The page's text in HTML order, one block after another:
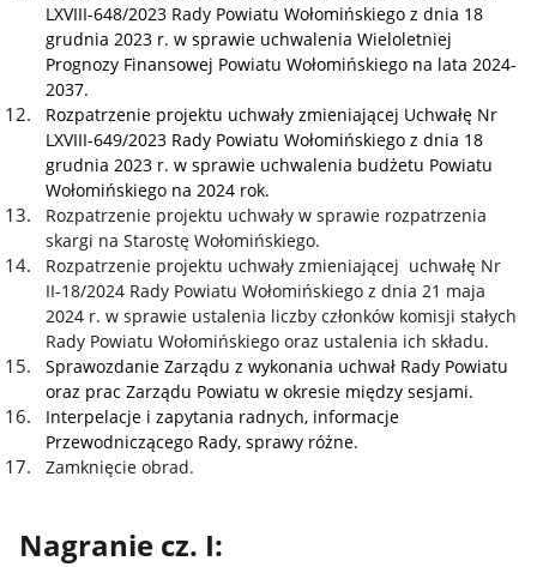
LXVIII-648/2023 Rady Powiatu Wołomińskiego z dnia 18
grudnia 2023 r. w sprawie uchwalenia Wieloletniej
Prognozy Finansowej Powiatu Wołomińskiego na lata 2024-
2037.
Rozpatrzenie projektu uchwały zmieniającej Uchwałę Nr
LXVIII-649/2023 Rady Powiatu Wołomińskiego z dnia 18
grudnia 2023 r. w sprawie uchwalenia budżetu Powiatu
Wołomińskiego na 2024 rok.
Rozpatrzenie projektu uchwały w sprawie rozpatrzenia
skargi na Starostę Wołomińskiego.
Rozpatrzenie projektu uchwały zmieniającej uchwałę Nr
II-18/2024 Rady Powiatu Wołomińskiego z dnia 21 maja
2024 r. w sprawie ustalenia liczby członków komisji stałych
Rady Powiatu Wołomińskiego oraz ustalenia ich składu.
Sprawozdanie Zarządu z wykonania uchwał Rady Powiatu
oraz prac Zarządu Powiatu w okresie między sesjami.
Interpelacje i zapytania radnych, informacje
Przewodniczącego Rady, sprawy różne.
Zamknięcie obrad.
Nagranie cz. I: